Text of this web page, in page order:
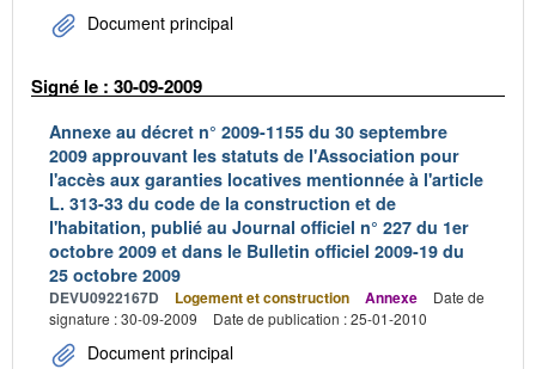
Document principal
Signé le : 30-09-2009
Annexe au décret n° 2009-1155 du 30 septembre
2009 approuvant les statuts de l'Association pour
l'accès aux garanties locatives mentionnée à l'article
L. 313-33 du code de la construction et de
l'habitation, publié au Journal officiel n° 227 du 1er
octobre 2009 et dans le Bulletin officiel 2009-19 du
25 octobre 2009
DEVU0922167D Logement et construction Annexe
Date de
signature : 30-09-2009
Date de publication : 25-01-2010
Document principal